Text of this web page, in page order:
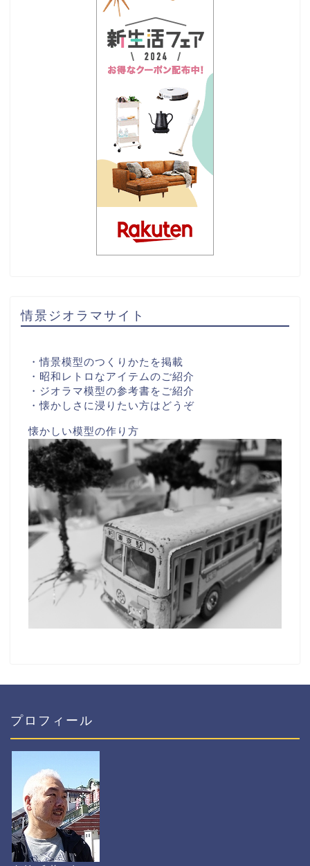
情景ジオラマサイト
・情景模型のつくりかたを掲載
・昭和レトロなアイテムのご紹介
・ジオラマ模型の参考書をご紹介
・懐かしさに浸りたい方はどうぞ
懐かしい模型の作り方
プロフィール